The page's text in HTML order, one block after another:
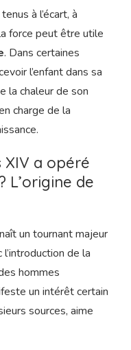
à l’écart, à
force peut être utile
. Dans certaines
l’enfant dans sa
la chaleur de son
charge de la
XIV a opéré
L’origine de
un tournant majeur
l’introduction de la
hommes
un intérêt certain
sources, aime